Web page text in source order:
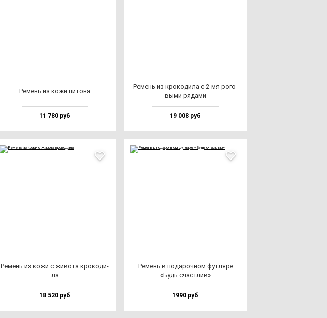
Ремень из ко­жи пи­то­на
11 780 руб
Ремень из кро­ко­ди­ла с 2-мя ро­го­
вы­ми ря­да­ми
19 008 руб
Ремень из ко­жи с жи­во­та кро­ко­ди­
ла
18 520 руб
Ремень в по­да­роч­ном фут­ля­ре
«Будь счас­тлив»
1990 руб